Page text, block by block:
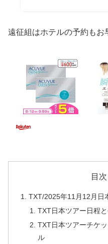
遠征組はホテルの予約もお
目次
TXT/2025年11月12月日
TXT日本ツアー日程
TXT日本ツアーチケ
ル